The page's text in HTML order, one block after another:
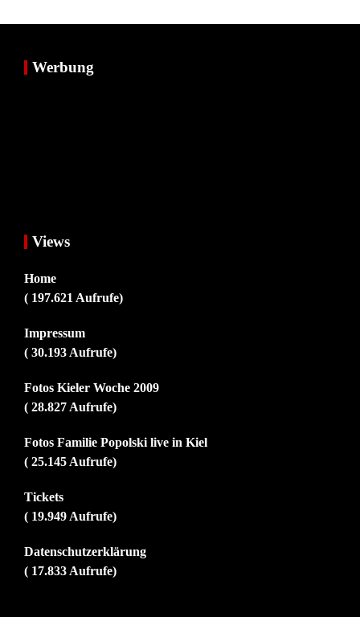
Werbung
Views
Home
( 197.621 Aufrufe)
Impressum
( 30.193 Aufrufe)
Fotos Kieler Woche 2009
( 28.827 Aufrufe)
Fotos Familie Popolski live in Kiel
( 25.145 Aufrufe)
Tickets
( 19.949 Aufrufe)
Datenschutzerklärung
( 17.833 Aufrufe)